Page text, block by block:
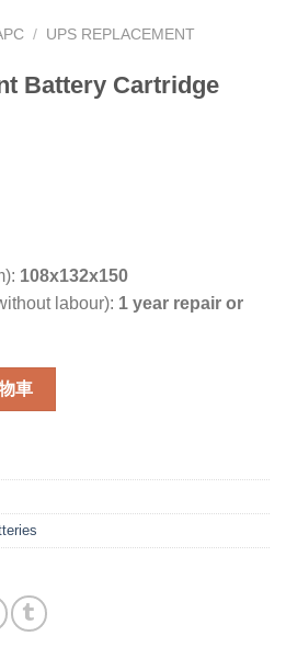
/ UPS REPLACEMENT
Battery Cartridge
108x132x150
labour): 1 year repair or
(RBC48) 數量
車